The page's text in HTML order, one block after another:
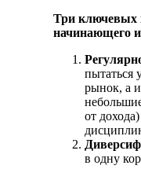
Три ключевых
начинающего
пытаться
рынок, а
от
в одну